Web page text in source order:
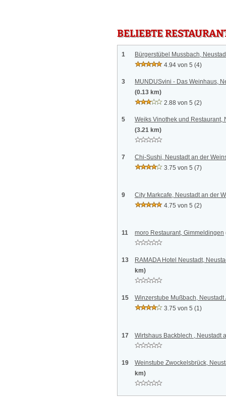
BELIEBTE
1
Bürgerstübel Mussbach,
4.94 von 5 (4)
3
MUNDUSvini - Das Weinhaus,
(0.13 km)
2.88 von 5 (2)
5
Weiks Vinothek und Restaurant,
(3.21 km)
7
Chi-Sushi, Neustadt an der
3.75 von 5 (7)
9
City Markcafe, Neustadt an der
4.75 von 5 (2)
11 moro Restaurant, Gimmeldingen
13
RAMADA Hotel Neustadt,
km)
15
Winzerstube Mußbach, Neustadt
3.75 von 5 (1)
17 Wirtshaus Backblech , Neustadt
19
Weinstube Zwockelsbrück,
km)